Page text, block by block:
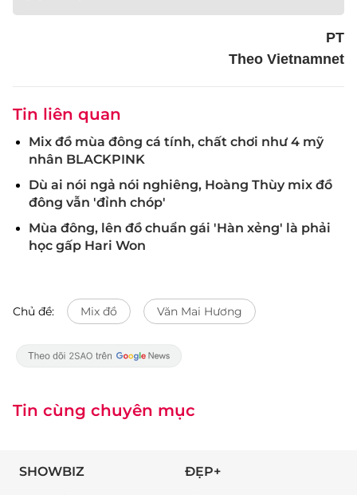
PT
Theo Vietnamnet
Tin liên quan
Mix đồ mùa đông cá tính, chất chơi như 4 mỹ
nhân BLACKPINK
Dù ai nói ngả nói nghiêng, Hoàng Thùy mix đồ
đông vẫn 'đỉnh chóp'
Mùa đông, lên đồ chuẩn gái 'Hàn xẻng' là phải
học gấp Hari Won
Chủ đề: Mix đồ Văn Mai Hương
Tin cùng chuyên mục
SHOWBIZ ĐẸP+